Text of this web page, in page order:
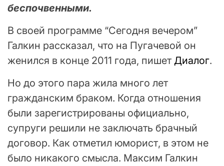
беспочвенными.
В своей программе “Сегодня вечером”
Галкин рассказал, что на Пугачевой он
женился в конце 2011 года, пишет Диалог.
Но до этого пара жила много лет
гражданским браком. Когда отношения
были зарегистрированы официально,
супруги решили не заключать брачный
договор. Как отметил юморист, в этом не
было никакого смысла. Максим Галкин